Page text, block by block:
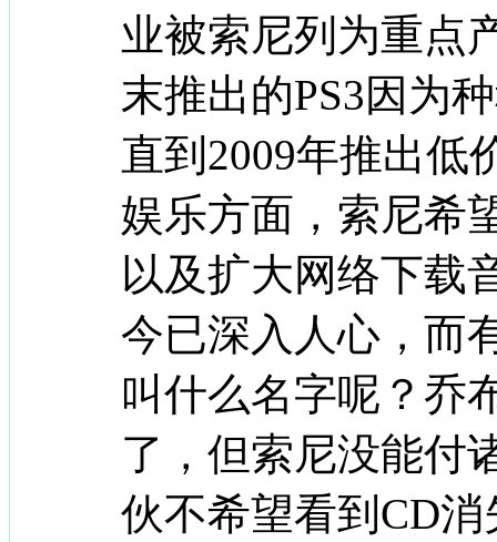
业被索尼列为重点
末推出的PS3因为
直到2009年推出低
娱乐方面，索尼希
以及扩大网络下载
今已深入人心，而
叫什么名字呢？乔
了，但索尼没能付
伙不希望看到CD消